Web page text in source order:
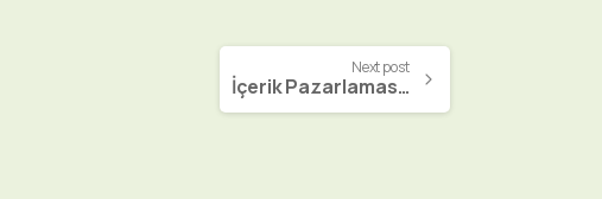
Next post
İçerik Pazarlaması Nedir, Nasıl Yapılır?